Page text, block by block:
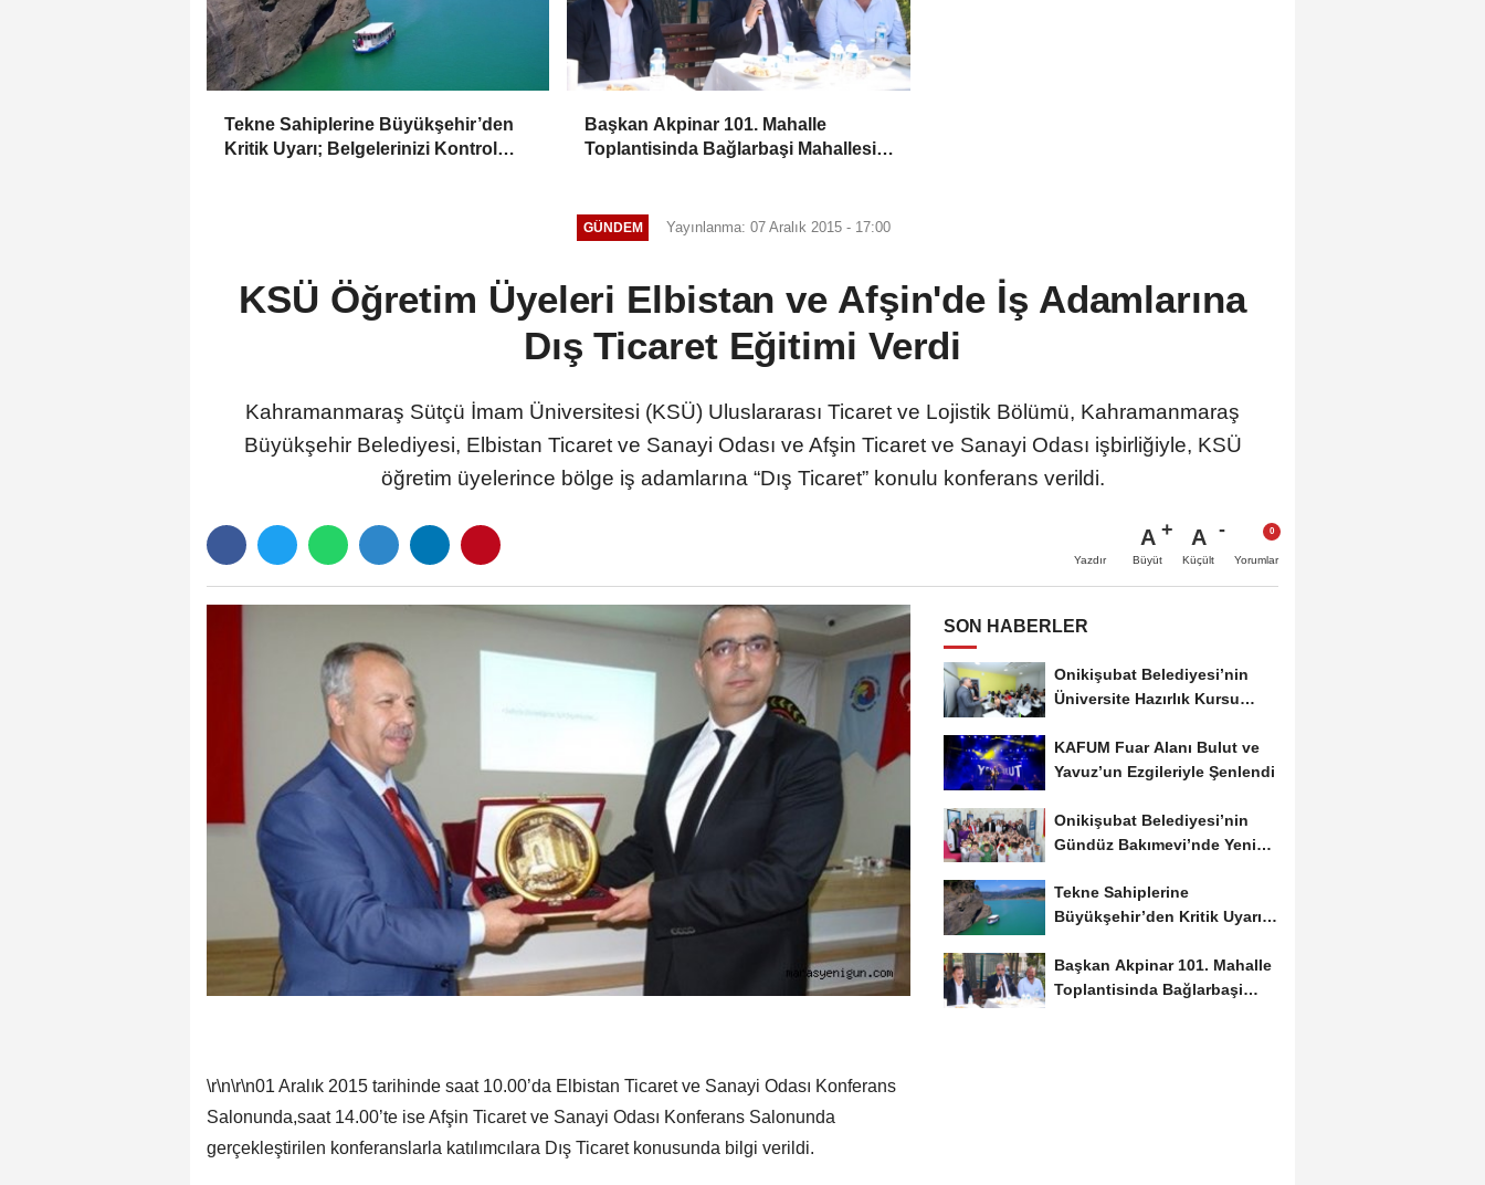
Tekne Sahiplerine Büyükşehir’den
Kritik Uyarı; Belgelerinizi Kontrol
Başkan Akpinar 101. Mahalle
Toplantisinda Bağlarbaşi Mahallesi
GÜNDEM Yayınlanma: 07 Aralık 2015 - 17:00
KSÜ Öğretim Üyeleri Elbistan ve Afşin'de İş Adamlarına
Dış Ticaret Eğitimi Verdi
Kahramanmaraş Sütçü İmam Üniversitesi (KSÜ) Uluslararası Ticaret ve Lojistik Bölümü, Kahramanmaraş
Büyükşehir Belediyesi, Elbistan Ticaret ve Sanayi Odası ve Afşin Ticaret ve Sanayi Odası işbirliğiyle, KSÜ
öğretim üyelerince bölge iş adamlarına “Dış Ticaret” konulu konferans verildi.
Yazdır
A
Büyüt
A
Küçült Yorumlar
\r\n\r\n01 Aralık 2015 tarihinde saat 10.00’da Elbistan Ticaret ve Sanayi Odası Konferans
Salonunda,saat 14.00’te ise Afşin Ticaret ve Sanayi Odası Konferans Salonunda
gerçekleştirilen konferanslarla katılımcılara Dış Ticaret konusunda bilgi verildi.
SON HABERLER
Onikişubat Belediyesi’nin
Üniversite Hazırlık Kursu
KAFUM Fuar Alanı Bulut ve
Yavuz’un Ezgileriyle Şenlendi
Onikişubat Belediyesi’nin
Gündüz Bakımevi’nde Yeni
Tekne Sahiplerine
Büyükşehir’den Kritik Uyarı;
Başkan Akpinar 101. Mahalle
Toplantisinda Bağlarbaşi